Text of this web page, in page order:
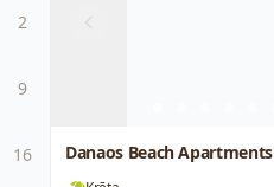
2
9
16 Danaos Beach Apartments